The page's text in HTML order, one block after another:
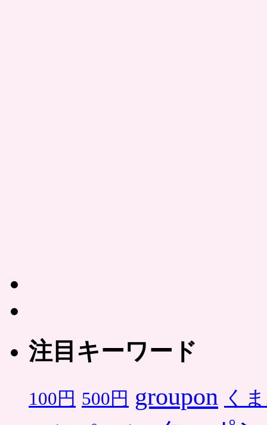
注目キーワード
100円 500円 groupon く